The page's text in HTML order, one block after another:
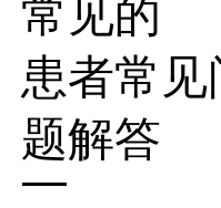
常见的
患者常见
题解答